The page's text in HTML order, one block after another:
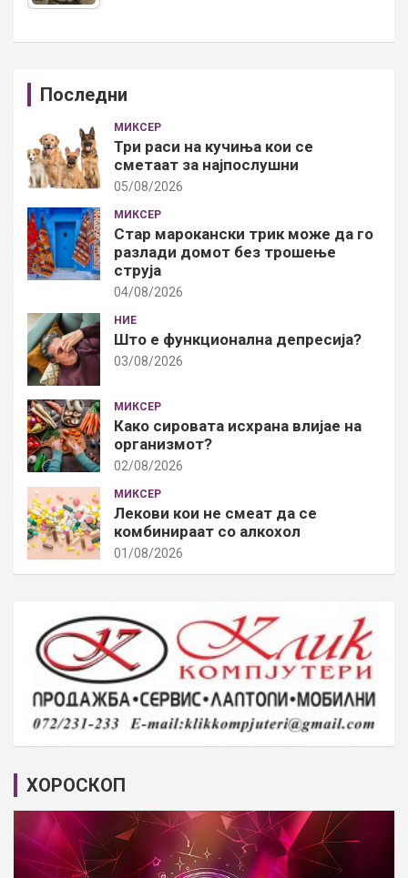
Последни
МИКСЕР
Три раси на кучиња кои се
сметаат за најпослушни
05/08/2026
МИКСЕР
Стар марокански трик може да го
разлади домот без трошење
струја
04/08/2026
НИЕ
Што е функционална депресија?
03/08/2026
МИКСЕР
Како сировата исхрана влијае на
организмот?
02/08/2026
МИКСЕР
Лекови кои не смеат да се
комбинираат со алкохол
01/08/2026
ХОРОСКОП